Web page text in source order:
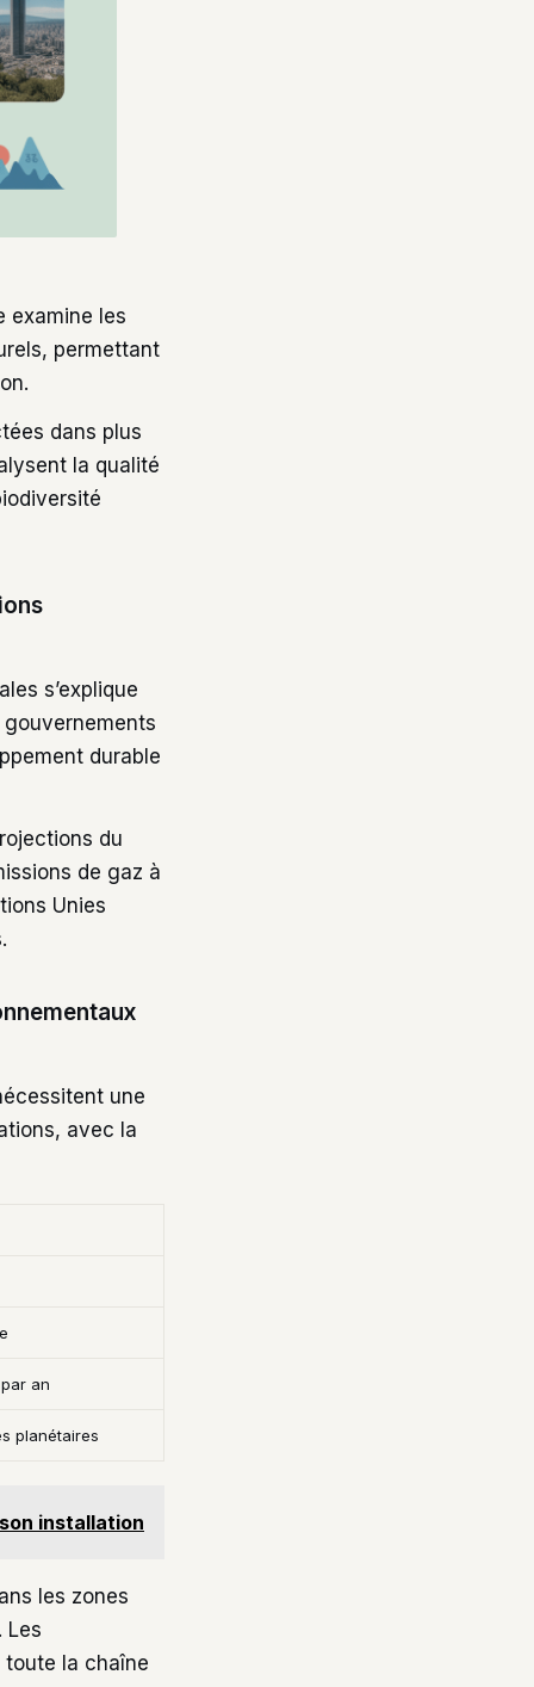
examine les
permettant
dans plus
la qualité
s’explique
durable
du
de gaz à
Unies
une
avec la
an
planétaires
installation
les zones
Les
la chaîne